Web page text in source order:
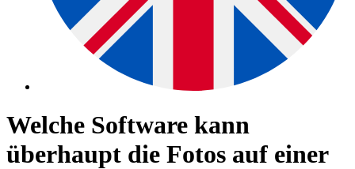
Welche Software kann
überhaupt die Fotos auf einer